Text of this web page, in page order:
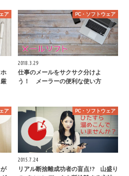
ア PC・ソフトウェア
2018.3.29
仕事のメールをサクサク分けよ
う！ メーラーの便利な使い方
ア PC・ソフトウェア
2015.7.24
リアル断捨離成功者の盲点!? 山盛り